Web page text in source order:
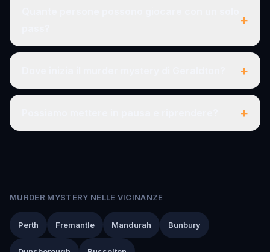
+
+
+
MURDER MYSTERY NELLE VICINANZE
Perth Fremantle Mandurah Bunbury